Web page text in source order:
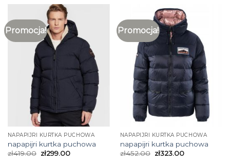
Promocja!
NAPAPIJRI KURTKA PUCHOWA
napapijri kurtka puchowa
zł419.00 zł299.00
Promocja!
NAPAPIJRI KURTKA PUCHOWA
napapijri kurtka puchowa
zł452.00 zł323.00